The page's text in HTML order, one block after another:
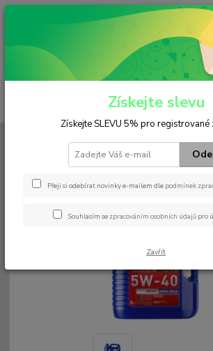
(Po-Pá, 6:30-15 hod.)
Diesel High Tech 5W-
Získejte slevu
Získejte SLEVU 5% pro registrované
Přeji si odebírat novinky e-mailem dle podmínek
Souhlasím se zpracováním osobních údajů pro
Zavřít